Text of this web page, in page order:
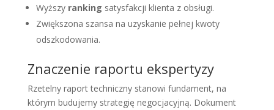
Wyższy ranking satysfakcji klienta z obsługi.
Zwiększona szansa na uzyskanie pełnej kwoty
odszkodowania.
Znaczenie raportu ekspertyzy
Rzetelny raport techniczny stanowi fundament, na
którym budujemy strategię negocjacyjną. Dokument